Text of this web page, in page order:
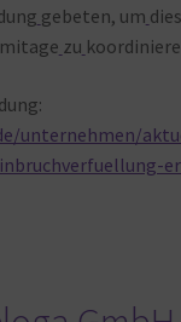
gebeten, um
zu
unternehmen/